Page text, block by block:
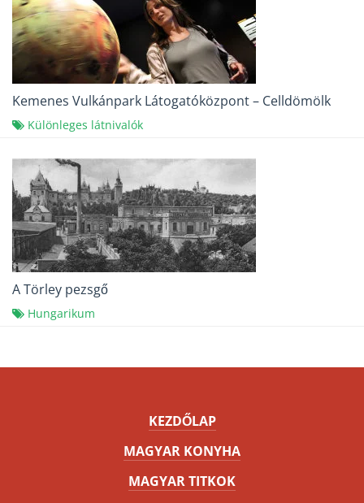
Kemenes Vulkánpark Látogatóközpont – Celldömölk
Különleges látnivalók
A Törley pezsgő
Hungarikum
KEZDŐLAP
MAGYAR KONYHA
MAGYAR TITKOK